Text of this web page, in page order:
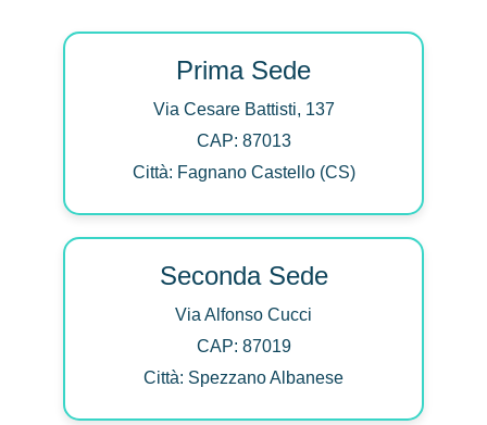
Prima Sede
Via Cesare Battisti, 137
CAP: 87013
Città: Fagnano Castello (CS)
Seconda Sede
Via Alfonso Cucci
CAP: 87019
Città: Spezzano Albanese